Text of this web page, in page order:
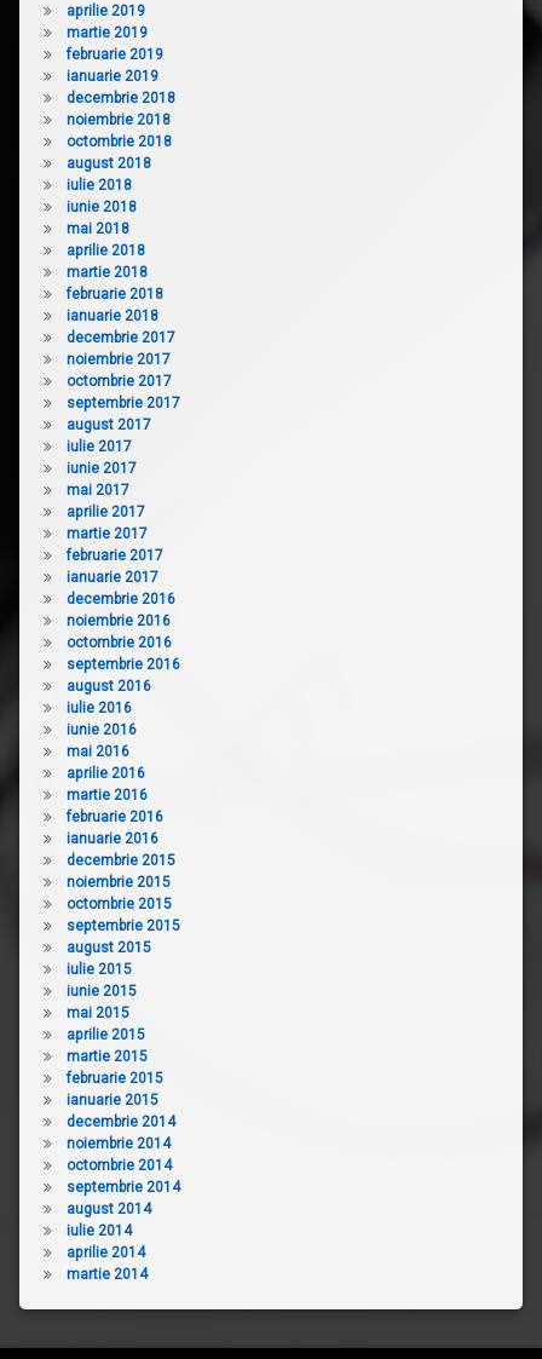
aprilie 2019
martie 2019
februarie 2019
ianuarie 2019
decembrie 2018
noiembrie 2018
octombrie 2018
august 2018
iulie 2018
iunie 2018
mai 2018
aprilie 2018
martie 2018
februarie 2018
ianuarie 2018
decembrie 2017
noiembrie 2017
octombrie 2017
septembrie 2017
august 2017
iulie 2017
iunie 2017
mai 2017
aprilie 2017
martie 2017
februarie 2017
ianuarie 2017
decembrie 2016
noiembrie 2016
octombrie 2016
septembrie 2016
august 2016
iulie 2016
iunie 2016
mai 2016
aprilie 2016
martie 2016
februarie 2016
ianuarie 2016
decembrie 2015
noiembrie 2015
octombrie 2015
septembrie 2015
august 2015
iulie 2015
iunie 2015
mai 2015
aprilie 2015
martie 2015
februarie 2015
ianuarie 2015
decembrie 2014
noiembrie 2014
octombrie 2014
septembrie 2014
august 2014
iulie 2014
aprilie 2014
martie 2014